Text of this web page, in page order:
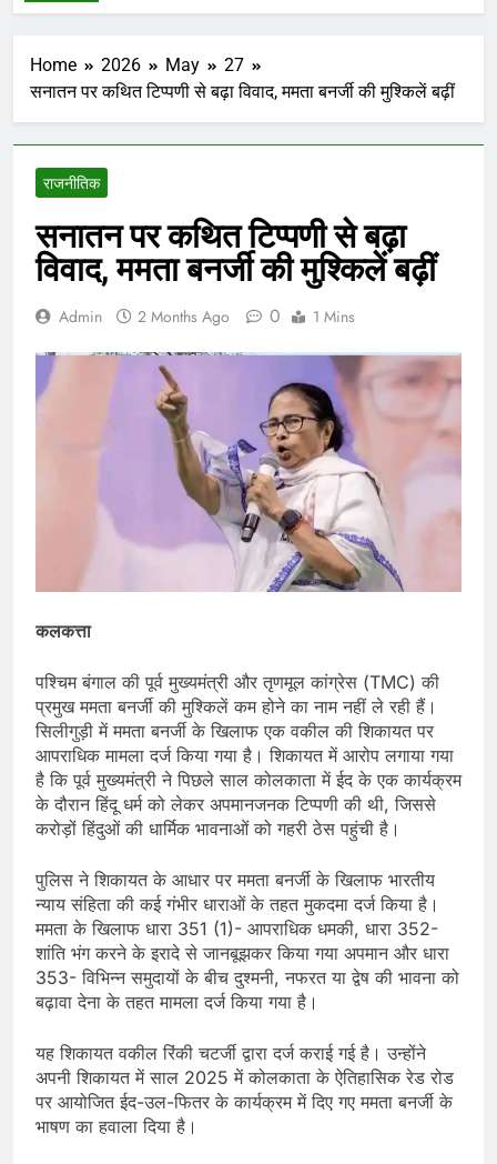
Home 2026 May
27
सनातन पर कथित टिप्पणी से बढ़ा विवाद, ममता बनर्जी की मुश्किलें बढ़ीं
राजनीतिक
सनातन पर कथित टिप्पणी से बढ़ा
विवाद, ममता बनर्जी की मुश्किलें बढ़ीं
Admin 2 Months Ago 0 1 Mins
कलकत्ता
पश्चिम बंगाल की पूर्व मुख्यमंत्री और तृणमूल कांग्रेस (TMC) की
प्रमुख ममता बनर्जी की मुश्किलें कम होने का नाम नहीं ले रही हैं।
सिलीगुड़ी में ममता बनर्जी के खिलाफ एक वकील की शिकायत पर
आपराधिक मामला दर्ज किया गया है। शिकायत में आरोप लगाया गया
है कि पूर्व मुख्यमंत्री ने पिछले साल कोलकाता में ईद के एक कार्यक्रम
के दौरान हिंदू धर्म को लेकर अपमानजनक टिप्पणी की थी, जिससे
करोड़ों हिंदुओं की धार्मिक भावनाओं को गहरी ठेस पहुंची है।
पुलिस ने शिकायत के आधार पर ममता बनर्जी के खिलाफ भारतीय
न्याय संहिता की कई गंभीर धाराओं के तहत मुकदमा दर्ज किया है।
ममता के खिलाफ धारा 351 (1)- आपराधिक धमकी, धारा 352-
शांति भंग करने के इरादे से जानबूझकर किया गया अपमान और धारा
353- विभिन्न समुदायों के बीच दुश्मनी, नफरत या द्वेष की भावना को
बढ़ावा देना के तहत मामला दर्ज किया गया है।
यह शिकायत वकील रिंकी चटर्जी द्वारा दर्ज कराई गई है। उन्होंने
अपनी शिकायत में साल 2025 में कोलकाता के ऐतिहासिक रेड रोड
पर आयोजित ईद-उल-फितर के कार्यक्रम में दिए गए ममता बनर्जी के
भाषण का हवाला दिया है।